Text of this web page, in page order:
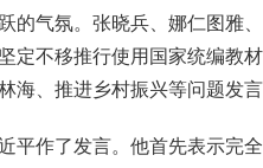
的气氛。张晓兵、娜仁图雅
定不移推行使用国家统编教
海、推进乡村振兴等问题发
平作了发言。他首先表示完